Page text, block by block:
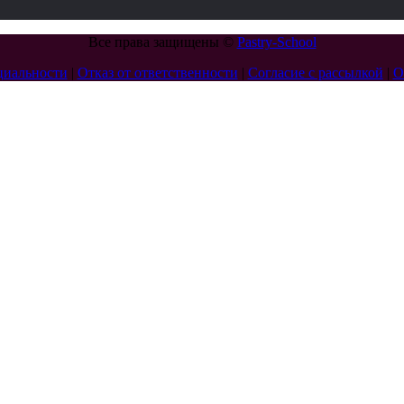
Все права защищены © Pаstry-School
| Отказ от ответственности | Согласие с рассылкой |